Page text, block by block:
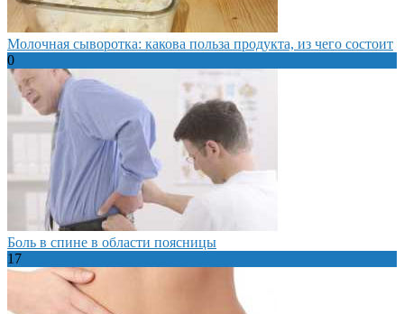
Молочная сыворотка: какова польза продукта, из чего состоит
0
Боль в спине в области поясницы
17